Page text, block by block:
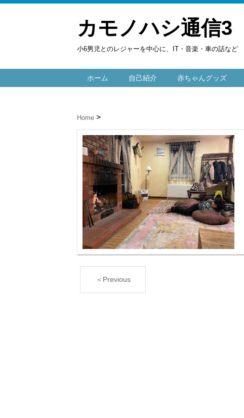
カモノハシ通信3
小6男児とのレジャーを中心に、IT・音楽・車の話など
ホーム 自己紹介 赤ちゃんグッズ
Home
＜Previous